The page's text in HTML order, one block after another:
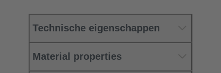
Technische eigenschappen
Material properties